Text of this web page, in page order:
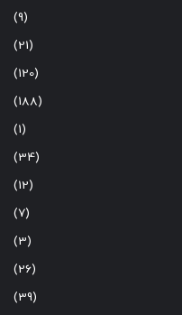
(9)
(21)
(120)
(188)
(1)
(34)
(12)
(7)
(3)
(26)
(39)